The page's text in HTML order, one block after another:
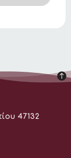
47132